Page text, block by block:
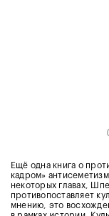
Ещё одна книга о
кадром»
некоторых главах,
противопоставляет
мнению, это